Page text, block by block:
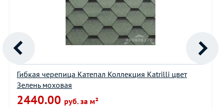
Гибкая черепица Катепал Коллекция Katrilli цвет
Зелень моховая
2440.00 руб. за м²